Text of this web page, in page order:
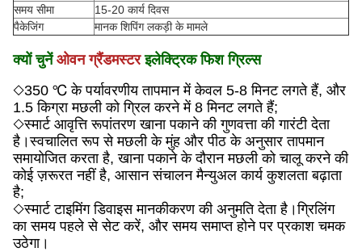
समय सीमा
15-20 कार्य दिवस
पैकेजिंग
मानक शिपिंग लकड़ी के मामले
क्यों चुनेंओवन ग्रैंडमस्टरइलेक्ट्रिक फिश ग्रिल्स
◇350 ℃ के पर्यावरणीय तापमान में केवल 5-8 मिनट लगते हैं, और
1.5 किग्रा मछली को ग्रिल करने में 8 मिनट लगते हैं;
◇स्मार्ट आवृत्ति रूपांतरण खाना पकाने की गुणवत्ता की गारंटी देता
है।स्वचालित रूप से मछली के मुंह और पीठ के अनुसार तापमान
समायोजित करता है, खाना पकाने के दौरान मछली को चालू करने की
कोई ज़रूरत नहीं है, आसान संचालन मैन्युअल कार्य कुशलता बढ़ाता
है;
◇स्मार्ट टाइमिंग डिवाइस मानकीकरण की अनुमति देता है।ग्रिलिंग
का समय पहले से सेट करें, और समय समाप्त होने पर प्रकाश चमक
उठेगा।